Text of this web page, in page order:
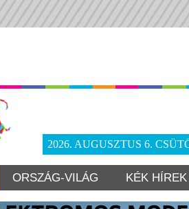
2026. AUGUSZTUS 6.
ORSZÁG-VILÁG KÉK HÍREK